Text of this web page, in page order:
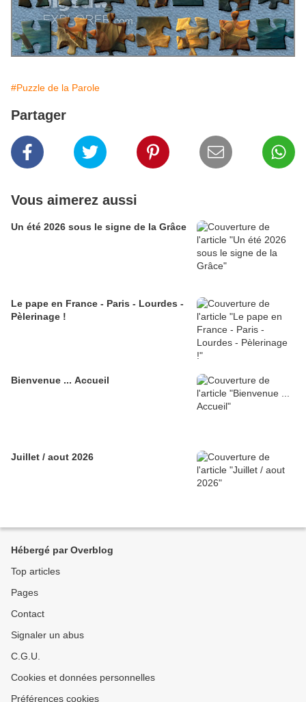
#Puzzle de la Parole
Partager
Vous aimerez aussi
Un été 2026 sous le signe de la Grâce
Le pape en France - Paris - Lourdes -
Pèlerinage !
Bienvenue ... Accueil
Juillet / aout 2026
Hébergé par Overblog
Top articles
Pages
Contact
Signaler un abus
C.G.U.
Cookies et données personnelles
Préférences cookies